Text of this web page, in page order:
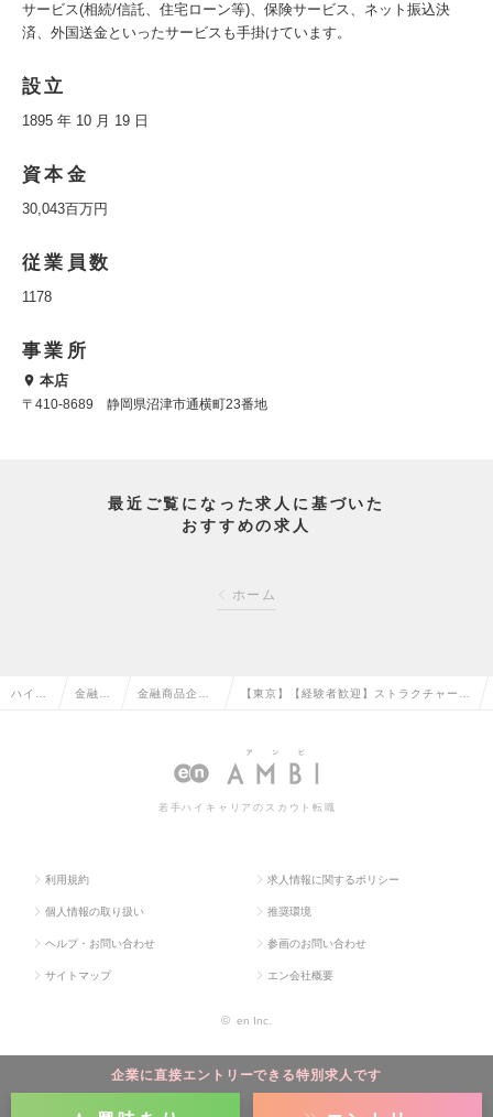
サービス(相続/信託、住宅ローン等)、保険サービス、ネット振込決
済、外国送金といったサービスも手掛けています。
設立
1895 年 10 月 19 日
資本金
30,043百万円
従業員数
1178
事業所
本店
〒410-8689 静岡県沼津市通横町23番地
最近ご覧になった求人に基づいた
おすすめの求人
ホーム
企業に直接エントリーできる特別求人です
ハイク 金融系 金融商品企
チャードの転
【東京】【経験者歓迎】ストラクチャード
ャリア採用者活躍中の求人情報
若手ハイキャリアのスカウト転職
利用規約 求人情報に関するポリシー
個人情報の取り扱い 推奨環境
ヘルプ・お問い合わせ 参画のお問い合わせ
サイトマップ エン会社概要
© en Inc.